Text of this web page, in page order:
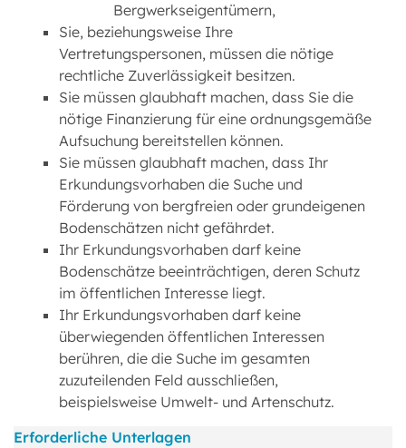
Bergwerkseigentümern,
Sie, beziehungsweise Ihre
Vertretungspersonen, müssen die nötige
rechtliche Zuverlässigkeit besitzen.
Sie müssen glaubhaft machen, dass Sie die
nötige Finanzierung für eine ordnungsgemäße
Aufsuchung bereitstellen können.
Sie müssen glaubhaft machen, dass Ihr
Erkundungsvorhaben die Suche und
Förderung von bergfreien oder grundeigenen
Bodenschätzen nicht gefährdet.
Ihr Erkundungsvorhaben darf keine
Bodenschätze beeinträchtigen, deren Schutz
im öffentlichen Interesse liegt.
Ihr Erkundungsvorhaben darf keine
überwiegenden öffentlichen Interessen
berühren, die die Suche im gesamten
zuzuteilenden Feld ausschließen,
beispielsweise Umwelt- und Artenschutz.
Erforderliche Unterlagen